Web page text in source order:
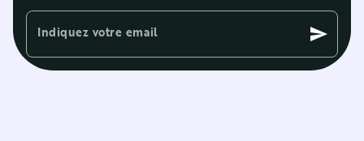
Indiquez votre email send